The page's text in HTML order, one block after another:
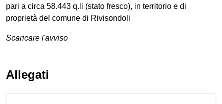
pari a circa 58.443 q.li (stato fresco), in territorio e di
proprietà del comune di Rivisondoli
Scaricare l'avviso
Allegati